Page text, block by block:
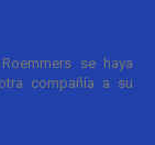
se haya
compañía a su